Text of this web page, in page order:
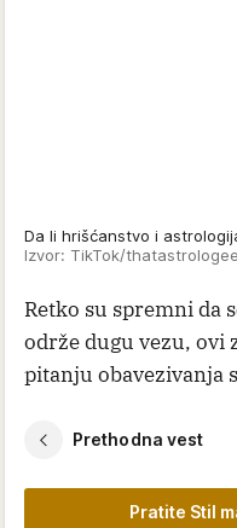
Da li hrišćanstvo i
Izvor: TikTok/
Retko su spremni da
održe dugu vezu, ovi
pitanju obavezivanja
Prethodna vest
Pratite Stil